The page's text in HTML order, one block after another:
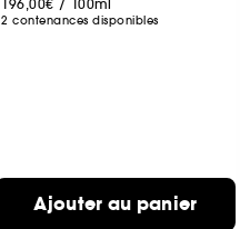
196,00€ / 100ml
2 contenances disponibles
Ajouter au panier